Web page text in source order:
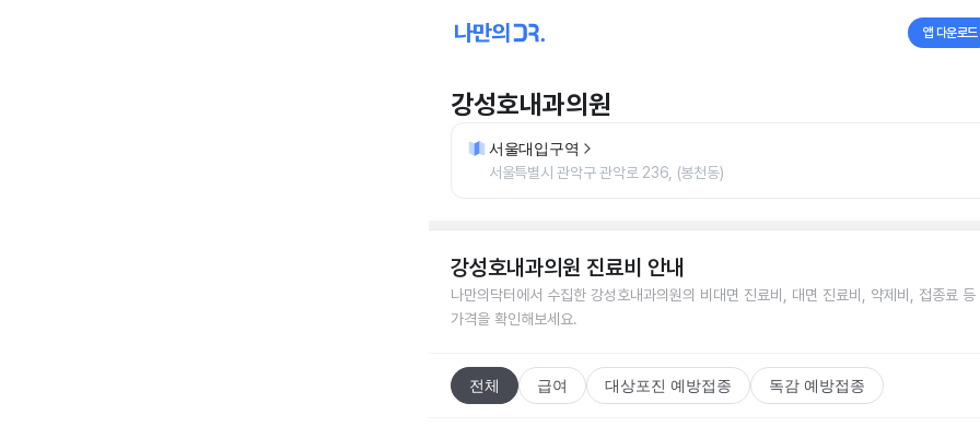
앱 다운로드
강성호내과의원
서울대입구역
서울특별시 관악구 관악로 236, (봉천동)
강성호내과의원 진료비 안내
나만의닥터에서 수집한 강성호내과의원의 비대면 진료비, 대면 진료비, 약제비, 접종료 등
가격을 확인해보세요.
전체 급여 대상포진 예방접종 독감 예방접종